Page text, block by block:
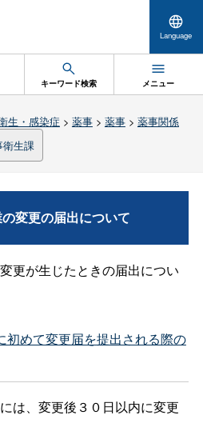
Language
キーワード検索 メニュー
生・感染症 > 薬事> 薬事> 薬事関係
衛生課
変更の届出について
更が生じたときの届出につい
初めて変更届を提出される際の
は、変更後３０日以内に変更